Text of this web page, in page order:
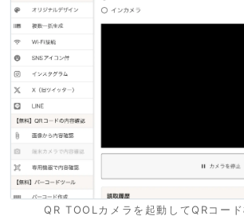
QR TOOLカメラを起動してQRコー